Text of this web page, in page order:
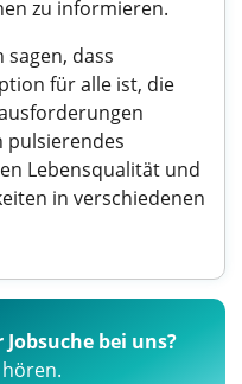
zu informieren.
dass
für alle ist, die
pulsierendes
Lebensqualität und
in verschiedenen
bei uns?